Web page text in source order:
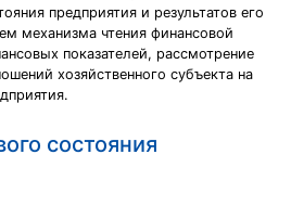
предприятия и результатов его
механизма чтения финансовой
показателей, рассмотрение
хозяйственного субъекта на
состояния